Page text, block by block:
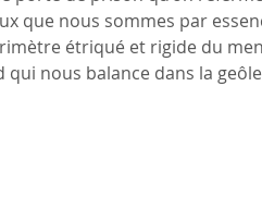
que nous sommes par
étriqué et rigide du
qui nous balance dans la